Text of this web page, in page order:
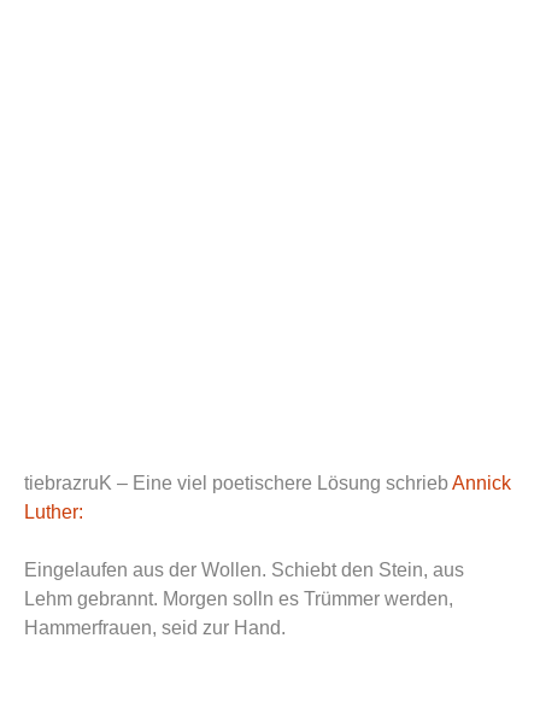
tiebrazruK – Eine viel poetischere Lösung schriebAnnick
Luther:
Eingelaufen aus der Wollen. Schiebt den Stein, aus
Lehm gebrannt. Morgen solln es Trümmer werden,
Hammerfrauen, seid zur Hand.